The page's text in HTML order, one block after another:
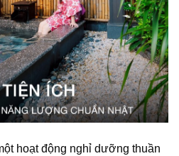
hoạt động nghỉ dưỡng thuần